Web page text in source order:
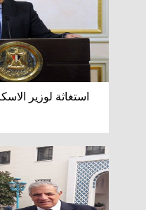
استغاثة لوزير